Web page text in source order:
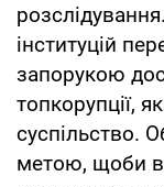
інституцій
запорукою
топкорупції,
суспільство.
метою, щоби в